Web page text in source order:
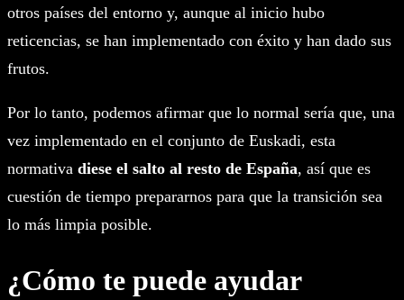
otros países del entorno y, aunque al inicio hubo
reticencias, se han implementado con éxito y han dado sus
frutos.
Por lo tanto, podemos afirmar que lo normal sería que, una
vez implementado en el conjunto de Euskadi, esta
normativa diese el salto al resto de España, así que es
cuestión de tiempo prepararnos para que la transición sea
lo más limpia posible.
¿Cómo te puede ayudar